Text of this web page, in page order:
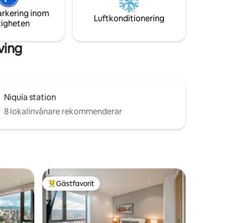
den perfekta upplevelsen för din korta
eller långa vistelse.
inom
Luftkonditionering
Niquía station
8 lokalinvånare rekommenderar
Populär gästfavorit
Gästfavorit